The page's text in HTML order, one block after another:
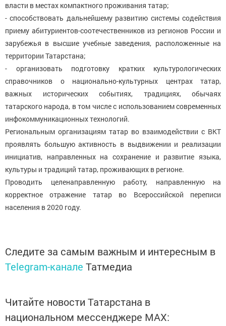
власти в местах компактного проживания татар;
- способствовать дальнейшему развитию системы содействия
приему абитуриентов-соотечественников из регионов России и
зарубежья в высшие учебные заведения, расположенные на
территории Татарстана;
- организовать подготовку кратких культурологических
справочников о национально-культурных центрах татар,
важных исторических событиях, традициях, обычаях
татарского народа, в том числе с использованием современных
инфокоммуникационных технологий.
Региональным организациям татар во взаимодействии с ВКТ
проявлять большую активность в выдвижении и реализации
инициатив, направленных на сохранение и развитие языка,
культуры и традиций татар, проживающих в регионе.
Проводить целенаправленную работу, направленную на
корректное отражение татар во Всероссийской переписи
населения в 2020 году.
Следите за самым важным и интересным в
Telegram-канале Татмедиа
Читайте новости Татарстана в
национальном мессенджере MАХ: